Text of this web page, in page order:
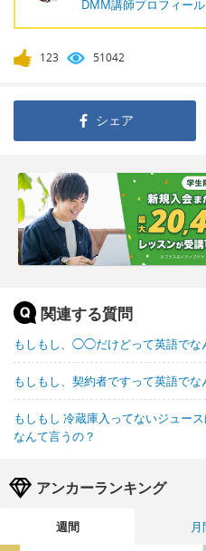
DMM講師プロフィール
123 51042
シェア
関連する質問
もしもし、◯◯だけどって英語でな
もしもし、契約者ですって英語でな
もしもし 冷蔵庫入ってないジュー
なんて言うの？
アンカーランキング
週間 月